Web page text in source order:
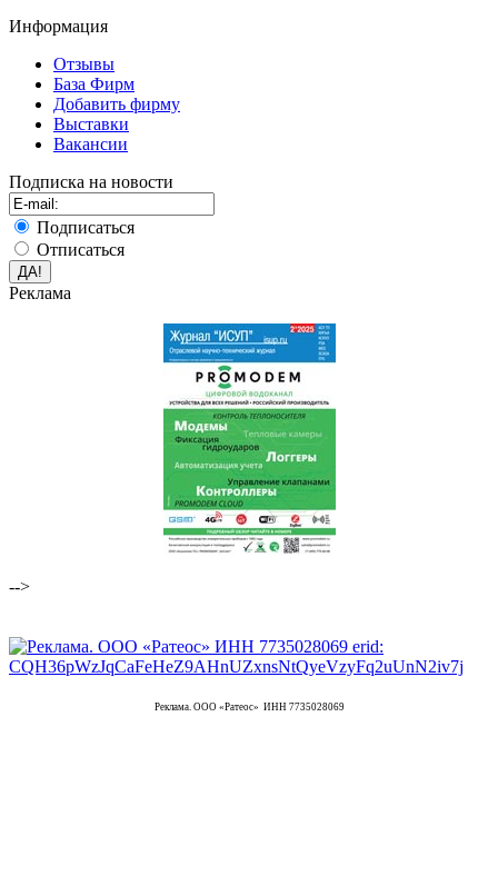
Информация
Отзывы
База Фирм
Добавить фирму
Выставки
Вакансии
Подписка на новости
Подписаться
Отписаться
Реклама
-->
Реклама. ООО «Ратеос» ИНН 7735028069